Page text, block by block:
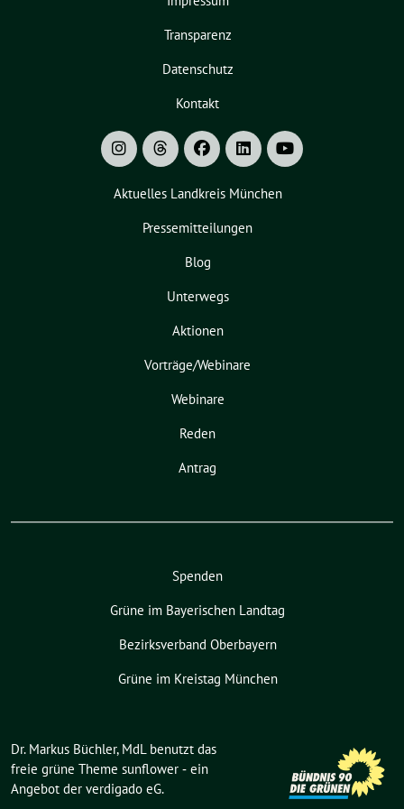
Transparenz
Datenschutz
Kontakt
Aktuelles Landkreis München
Pressemitteilungen
Blog
Unterwegs
Aktionen
Vorträge/Webinare
Webinare
Reden
Antrag
Spenden
Grüne im Bayerischen Landtag
Bezirksverband Oberbayern
Grüne im Kreistag München
Dr. Markus Büchler, MdL benutzt das
freie grüne Theme sunflower ‐ ein
Angebot der verdigado eG.